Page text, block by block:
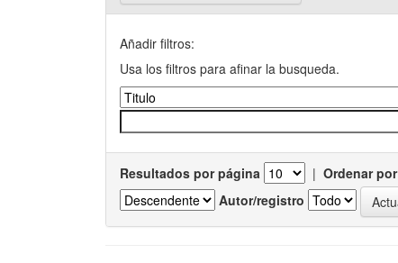
Añadir filtros:
Usa los filtros para afinar la busqueda.
Resultados por página | Ordenar por
Autor/registro